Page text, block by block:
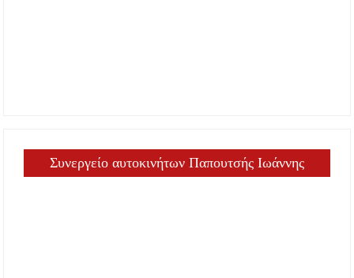
Συνεργείο αυτοκινήτων Παπουτσής Ιωάννης